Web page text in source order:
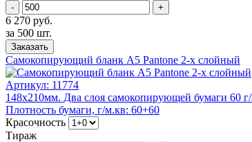
- +
6 270 руб.
за 500 шт.
Заказать
Самокопирующий бланк А5 Pantone 2-x слойный
Артикул: 11774
148х210мм. Два слоя самокопирующей бумаги 60
Плотность бумаги, г/м.кв: 60+60
Красочность
Тираж